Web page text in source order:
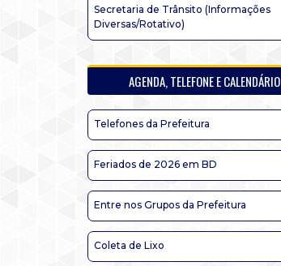
Secretaria de Trânsito (Informações
Diversas/Rotativo)
AGENDA, TELEFONE E CALENDÁRIO
Telefones da Prefeitura
Feriados de 2026 em BD
Entre nos Grupos da Prefeitura
Coleta de Lixo